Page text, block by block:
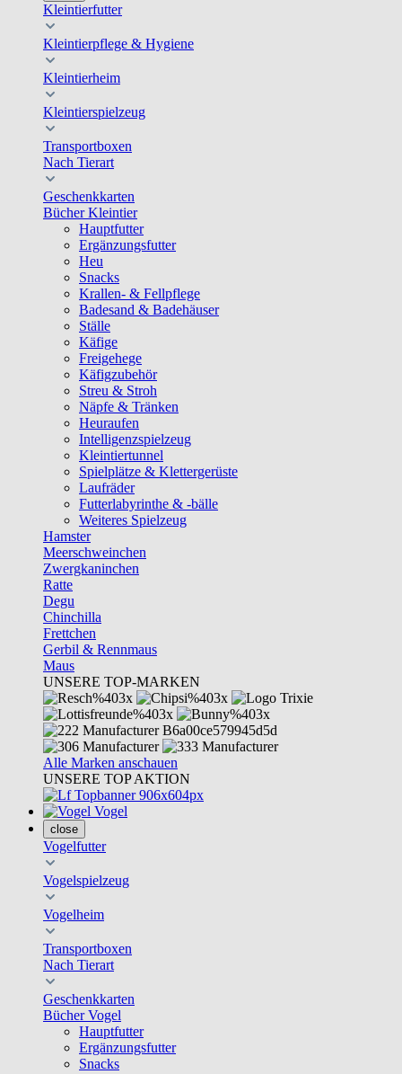
Kleintierfutter
Kleintierpflege & Hygiene
Kleintierheim
Kleintierspielzeug
Transportboxen
Nach Tierart
Geschenkkarten
Bücher Kleintier
Hauptfutter
Ergänzungsfutter
Heu
Snacks
Krallen- & Fellpflege
Badesand & Badehäuser
Ställe
Käfige
Freigehege
Käfigzubehör
Streu & Stroh
Näpfe & Tränken
Heuraufen
Intelligenzspielzeug
Kleintiertunnel
Spielplätze & Klettergerüste
Laufräder
Futterlabyrinthe & -bälle
Weiteres Spielzeug
Hamster
Meerschweinchen
Zwergkaninchen
Ratte
Degu
Chinchilla
Frettchen
Gerbil & Rennmaus
Maus
UNSERE TOP-MARKEN
Alle Marken anschauen
UNSERE TOP AKTION
Vogel
close
Vogelfutter
Vogelspielzeug
Vogelheim
Transportboxen
Nach Tierart
Geschenkkarten
Bücher Vogel
Hauptfutter
Ergänzungsfutter
Snacks